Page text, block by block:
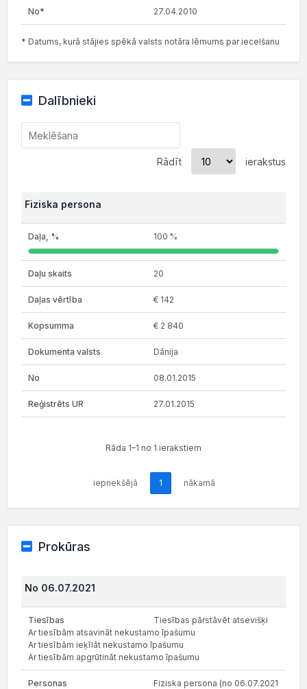
27.04.2010
* Datums, kurā stājies spēkā valsts notāra lēmums par iecelšanu
Dalībnieki
Rādīt ierakstus
Fiziska persona
100 %
20
€ 142
€ 2 840
Dānija
08.01.2015
27.01.2015
Rāda 1–1 no 1 ierakstiem
iepriekšējā 1 nākamā
Prokūras
No 06.07.2021
Tiesības pārstāvēt atsevišķi
Ar tiesībām atsavināt nekustamo īpašumu
Ar tiesībām ieķīlāt nekustamo īpašumu
Ar tiesībām apgrūtināt nekustamo īpašumu
Fiziska persona (no 06.07.2021